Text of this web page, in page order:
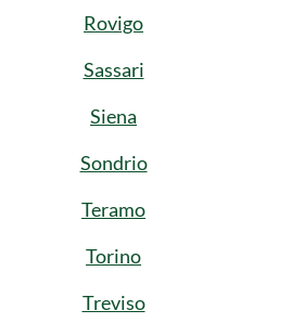
Rovigo
Sassari
Siena
Sondrio
Teramo
Torino
Treviso